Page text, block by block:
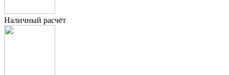
Наличный расчёт